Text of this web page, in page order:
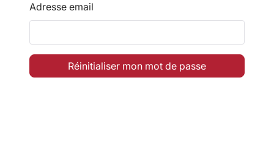
Adresse email
Réinitialiser mon mot de passe